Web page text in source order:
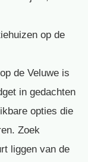
op de
de Veluwe is
in gedachten
opties die
Zoek
liggen van de